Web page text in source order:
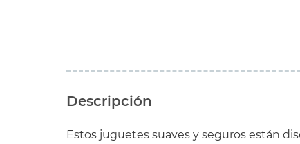
Descripción
Estos juguetes suaves y seguros están